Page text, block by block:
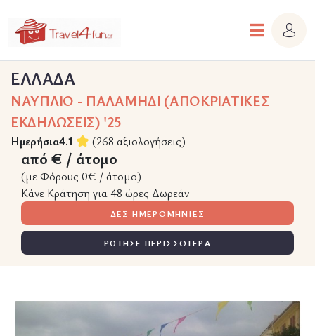
ΕΛΛΑΔΑ
ΝΑΥΠΛΙΟ - ΠΑΛΑΜΗΔΙ (ΑΠΟΚΡΙΑΤΙΚΕΣ
ΕΚΔΗΛΩΣΕΙΣ) '25
Ημερήσια4.1 (268 αξιολογήσεις)
από € / άτομο
(με Φόρους 0€ / άτομο)
Κάνε Κράτηση για 48 ώρες Δωρεάν
ΔΕΣ ΗΜΕΡΟΜΗΝΙΕΣ
ΡΩΤΗΣΕ ΠΕΡΙΣΣΟΤΕΡΑ